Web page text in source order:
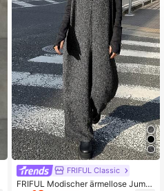
FRIFUL Classic
FRIFUL Modischer ärmellose Jumps